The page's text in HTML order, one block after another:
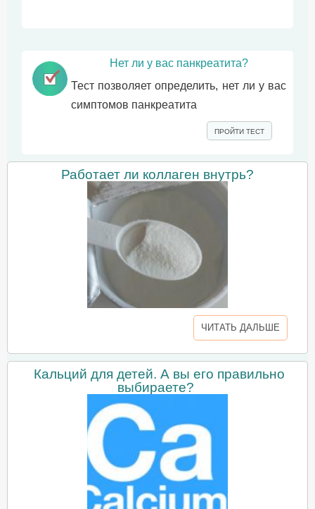
Нет ли у вас панкреатита?
Тест позволяет определить, нет ли у вас
симптомов панкреатита
ПРОЙТИ ТЕСТ
Работает ли коллаген внутрь?
ЧИТАТЬ ДАЛЬШЕ
Кальций для детей. А вы его правильно
выбираете?